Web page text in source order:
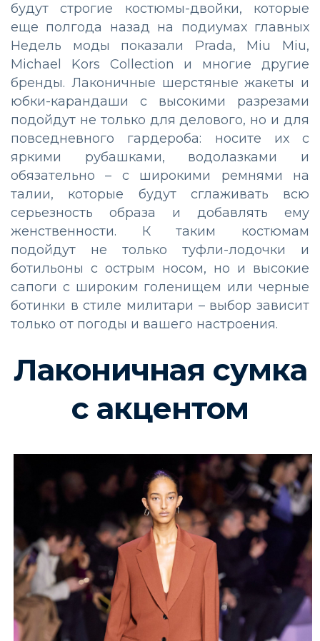
будут строгие костюмы-двойки, которые
еще полгода назад на подиумах главных
Недель моды показали Prada, Miu Miu,
Michael Kors Collection и многие другие
бренды. Лаконичные шерстяные жакеты и
юбки-карандаши с высокими разрезами
подойдут не только для делового, но и для
повседневного гардероба: носите их с
яркими рубашками, водолазками и
обязательно – с широкими ремнями на
талии, которые будут сглаживать всю
серьезность образа и добавлять ему
женственности. К таким костюмам
подойдут не только туфли-лодочки и
ботильоны с острым носом, но и высокие
сапоги с широким голенищем или черные
ботинки в стиле милитари – выбор зависит
только от погоды и вашего настроения.
Лаконичная сумка
с акцентом